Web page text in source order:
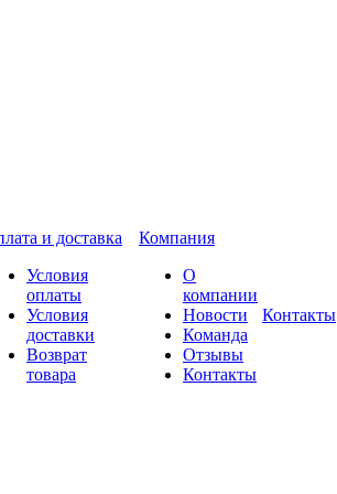
и доставка
Условия
оплаты
Условия
доставки
Возврат
товара
Компания
О
компании
Новости
Команда
Отзывы
Контакты
Контакты